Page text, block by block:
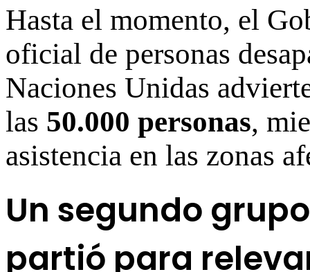
Hasta el momento, el
oficial de personas
Naciones Unidas
las 50.000 personas,
asistencia en las zonas
Un segundo
partió para